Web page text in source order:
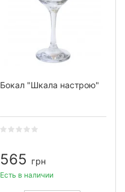
Бокал "Шкала настрою"
565 грн
Есть в наличии